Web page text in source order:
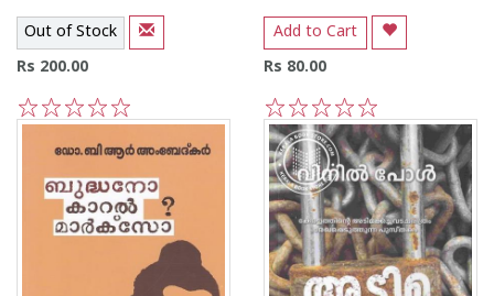
Out of Stock
Rs 200.00
5
4
3
2
1
Add to Cart
Rs 80.00
5
4
3
2
1